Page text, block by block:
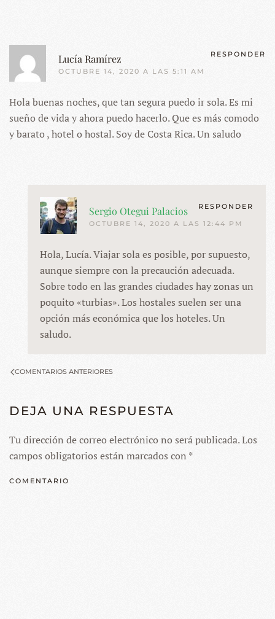
Lucía Ramírez
OCTUBRE 14, 2020 A LAS 5:11 AM
RESPONDER
Hola buenas noches, que tan segura puedo ir sola. Es mi
sueño de vida y ahora puedo hacerlo. Que es más comodo
y barato , hotel o hostal. Soy de Costa Rica. Un saludo
Sergio Otegui Palacios
OCTUBRE 14, 2020 A LAS 12:44 PM
RESPONDER
Hola, Lucía. Viajar sola es posible, por supuesto,
aunque siempre con la precaución adecuada.
Sobre todo en las grandes ciudades hay zonas un
poquito «turbias». Los hostales suelen ser una
opción más económica que los hoteles. Un
saludo.
COMENTARIOS ANTERIORES
DEJA UNA RESPUESTA
Tu dirección de correo electrónico no será publicada. Los
campos obligatorios están marcados con *
COMENTARIO